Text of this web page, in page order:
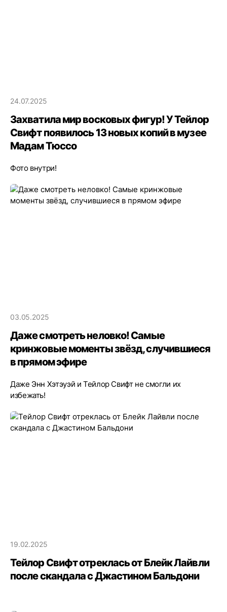
24.07.2025
Захватила мир восковых фигур! У Тейлор
Свифт появилось 13 новых копий в музее
Мадам Тюссо
Фото внутри!
03.05.2025
Даже смотреть неловко! Самые
кринжовые моменты звёзд, случившиеся
в прямом эфире
Даже Энн Хэтэуэй и Тейлор Свифт не смогли их
избежать!
19.02.2025
Тейлор Свифт отреклась от Блейк Лайвли
после скандала с Джастином Бальдони